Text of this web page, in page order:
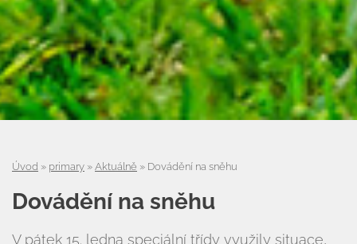
Úvod » primary » Aktuálně » Dovádění na sněhu
Dovádění na sněhu
V pátek 15. ledna speciální třídy využily situace,